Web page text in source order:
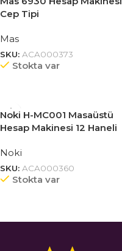
Cep Tipi
Mas
SKU: ACA000373
Stokta var
Noki H-MC001 Masaüstü
Hesap Makinesi 12 Haneli
Noki
SKU: ACA000360
Stokta var